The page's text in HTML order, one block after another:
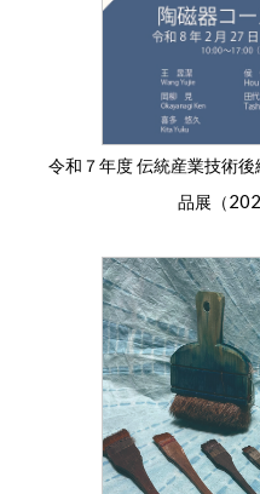
令和７年度 伝統産業技術
品展（